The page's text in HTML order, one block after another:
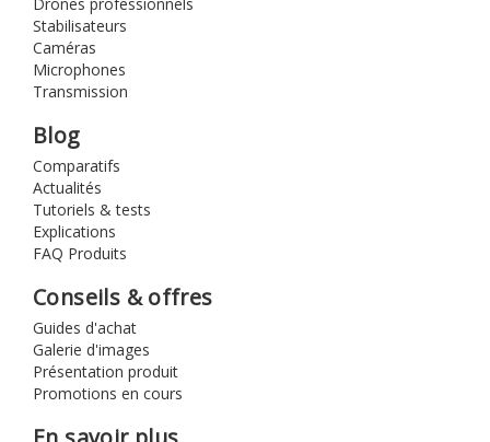
Drones professionnels
Stabilisateurs
Caméras
Microphones
Transmission
Blog
Comparatifs
Actualités
Tutoriels & tests
Explications
FAQ Produits
Conseils & offres
Guides d'achat
Galerie d'images
Présentation produit
Promotions en cours